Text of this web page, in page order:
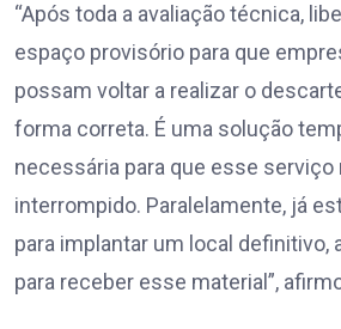
“Após toda a avaliação técnica,
espaço provisório para que
possam voltar a realizar o
forma correta. É uma solução
necessária para que esse serviço
interrompido. Paralelamente, já
para implantar um local definitivo,
para receber esse material”,